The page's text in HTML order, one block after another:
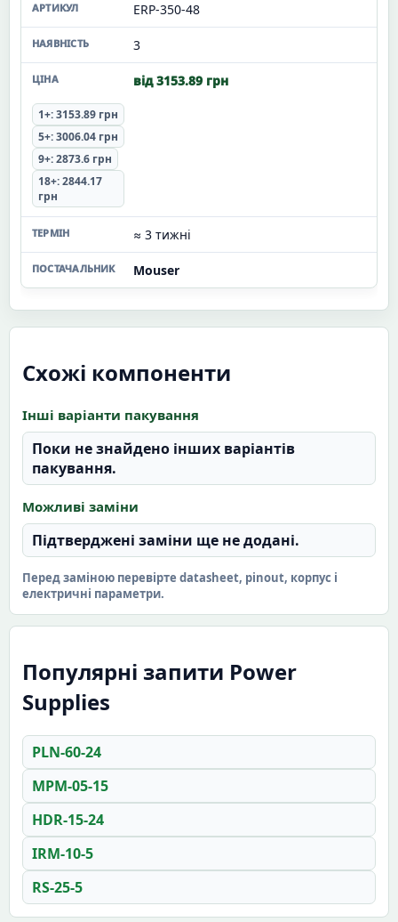
ERP-350-48
3
від 3153.89 грн
1+: 3153.89 грн
5+: 3006.04 грн
9+: 2873.6 грн
18+: 2844.17
грн
≈ 3 тижні
Mouser
Схожі компоненти
Інші варіанти пакування
Поки не знайдено інших варіантів
пакування.
Можливі заміни
Підтверджені заміни ще не додані.
Перед заміною перевірте datasheet, pinout, корпус і
електричні параметри.
Популярні запити Power
Supplies
PLN-60-24
MPM-05-15
HDR-15-24
IRM-10-5
RS-25-5